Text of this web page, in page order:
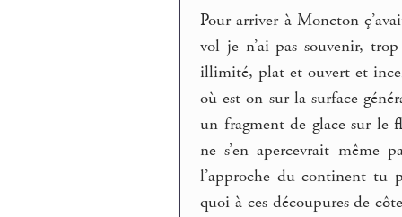
Pour arriver à Moncton
vol je n’ai pas souvenir,
illimité, plat et ouvert et
où est-on sur la surface
un fragment de glace sur le
ne s’en apercevrait
l’approche du continent tu
quoi à ces découpures de